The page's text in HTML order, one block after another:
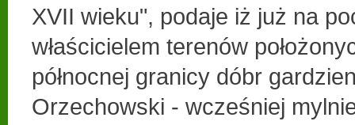
XVII wieku", podaje iż już na
właścicielem terenów
północnej granicy dóbr
Orzechowski - wcześniej